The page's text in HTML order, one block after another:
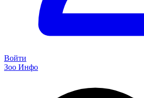
Войти
Зоо Инфо